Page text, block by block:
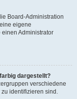
Board-Administration
eigene
Administrator
dargestellt?
verschiedene
identifizieren sind.